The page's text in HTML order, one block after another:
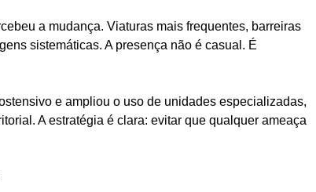
a mudança. Viaturas mais frequentes, barreiras
sistemáticas. A presença não é casual. É
e ampliou o uso de unidades especializadas,
A estratégia é clara: evitar que qualquer ameaça